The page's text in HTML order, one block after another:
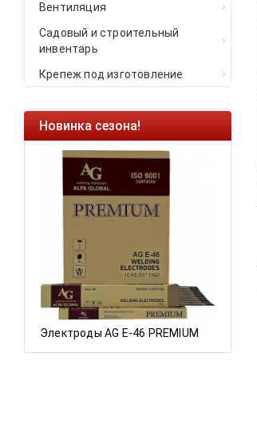
Вентиляция
Садовый и строительный
инвентарь
Крепеж под изготовление
Новинка сезона!
Электроды AG E-46 PREMIUM